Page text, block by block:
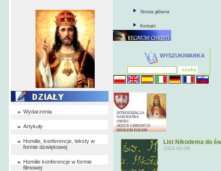
Wydarzenia
Artykuły
Homilie, konferencje, teksty w
formie dzwiękowej
Homilie konferencje w formie
filmowej
Strona główna
Kontakt
WYSZUKIWARKA
List Nikodema do
2021-02-08